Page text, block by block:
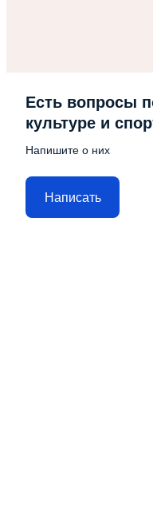
Есть вопросы
культуре и
Напишите о них
Написать